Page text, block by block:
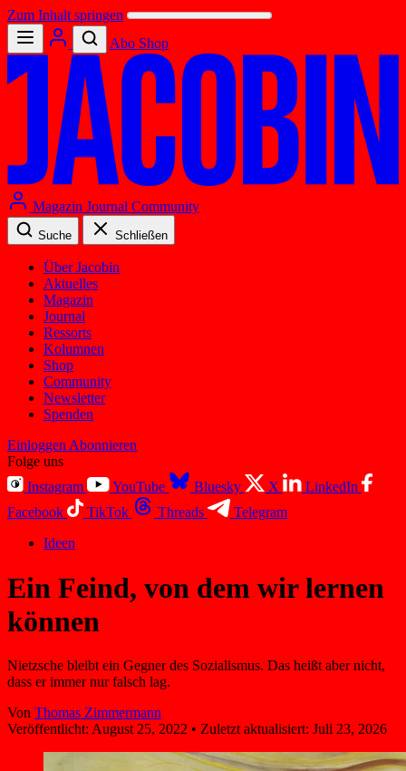
Zum Inhalt springen
Abo Shop
Magazin Journal Community
Suche Schließen
Über Jacobin
Aktuelles
Magazin
Journal
Ressorts
Kolumnen
Shop
Community
Newsletter
Spenden
Einloggen Abonnieren
Folge uns
Instagram
YouTube Bluesky X
LinkedIn
Facebook
TikTok Threads
Telegram
Ideen
Ein Feind, von dem wir lernen
können
Nietzsche bleibt ein Gegner des Sozialismus. Das heißt aber nicht,
dass er immer nur falsch lag.
Von Thomas Zimmermann
Veröffentlicht: August 25, 2022 • Zuletzt aktualisiert: Juli 23, 2026